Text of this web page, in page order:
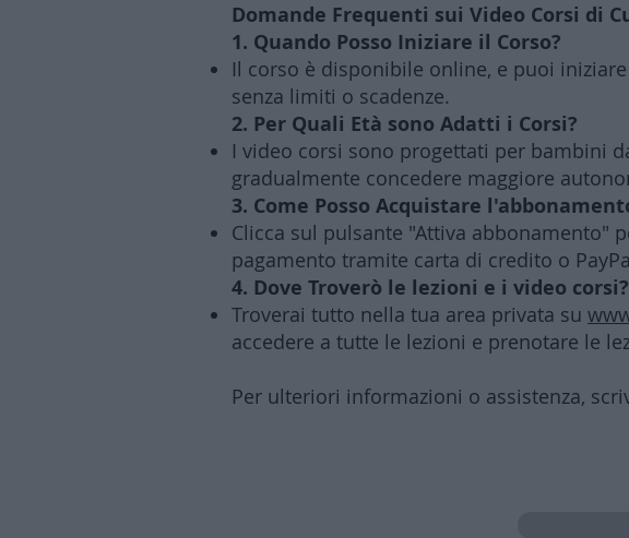
Domande Frequenti sui Video Corsi di
1. Quando Posso Iniziare il Corso?
Il corso è disponibile online, e puoi
senza limiti o scadenze.
2. Per Quali Età sono Adatti i Corsi?
I video corsi sono progettati per bambini
gradualmente concedere maggiore
3. Come Posso Acquistare
Clicca sul pulsante "Attiva abbonamento"
pagamento tramite carta di credito o
4. Dove Troverò le lezioni e i video corsi?
Troverai tutto nella tua area privata su
accedere a tutte le lezioni e prenotare le
Per ulteriori informazioni o assistenza,